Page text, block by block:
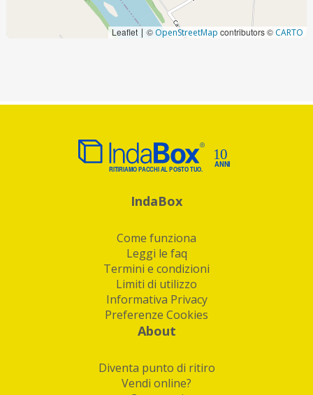
Leaflet | © OpenStreetMap contributors © CARTO
IndaBox
Come funziona
Leggi le faq
Termini e condizioni
Limiti di utilizzo
Informativa Privacy
Preferenze Cookies
About
Diventa punto di ritiro
Vendi online?